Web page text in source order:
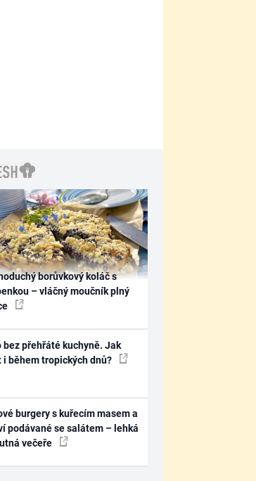
borůvkový koláč s
– vláčný moučník plný
bez přehřáté kuchyně. Jak
i během tropických dnů?
burgery s kuřecím masem a
podávané se salátem – lehká
večeře